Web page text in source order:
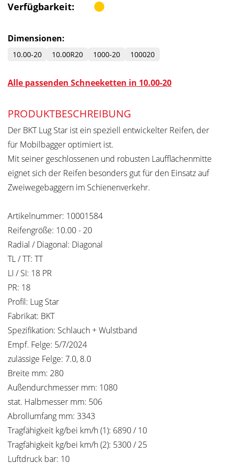
Verfügbarkeit:
Dimensionen:
10.00-20 10.00R20 1000-20 100020
Alle passenden Schneeketten in 10.00-20
PRODUKTBESCHREIBUNG
Der BKT Lug Star ist ein speziell entwickelter Reifen, der
für Mobilbagger optimiert ist.
Mit seiner geschlossenen und robusten Laufflächenmitte
eignet sich der Reifen besonders gut für den Einsatz auf
Zweiwegebaggern im Schienenverkehr.
Artikelnummer: 10001584
Reifengröße: 10.00 - 20
Radial / Diagonal: Diagonal
TL / TT: TT
LI / SI: 18 PR
PR: 18
Profil: Lug Star
Fabrikat: BKT
Spezifikation: Schlauch + Wulstband
Empf. Felge: 5/7/2024
zulässige Felge: 7.0, 8.0
Breite mm: 280
Außendurchmesser mm: 1080
stat. Halbmesser mm: 506
Abrollumfang mm: 3343
Tragfähigkeit kg/bei km/h (1): 6890 / 10
Tragfähigkeit kg/bei km/h (2): 5300 / 25
Luftdruck bar: 10